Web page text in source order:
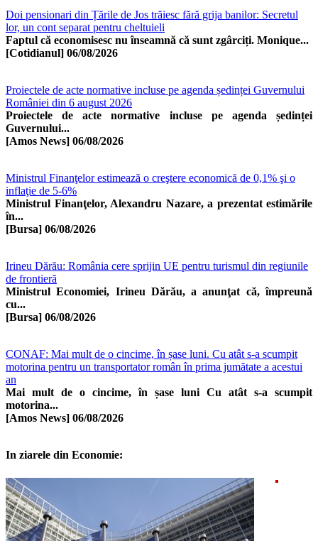
Doi pensionari din Țările de Jos trăiesc fără grija banilor: Secretul
lor, un cont separat pentru cheltuieli
Faptul că economisesc nu înseamnă că sunt zgârciți. Monique...
[Cotidianul] 06/08/2026
Proiectele de acte normative incluse pe agenda ședinței Guvernului
României din 6 august 2026
Proiectele de acte normative incluse pe agenda ședinței
Guvernului...
[Amos News] 06/08/2026
Ministrul Finanţelor estimează o creştere economică de 0,1% şi o
inflaţie de 5-6%
Ministrul Finanţelor, Alexandru Nazare, a prezentat estimările
în...
[Bursa] 06/08/2026
Irineu Dărău: România cere sprijin UE pentru turismul din regiunile
de frontieră
Ministrul Economiei, Irineu Dărău, a anunţat că, împreună
cu...
[Bursa] 06/08/2026
CONAF: Mai mult de o cincime, în șase luni. Cu atât s-a scumpit
motorina pentru un transportator român în prima jumătate a acestui
an
Mai mult de o cincime, în șase luni Cu atât s-a scumpit
motorina...
[Amos News] 06/08/2026
In ziarele din Economie: